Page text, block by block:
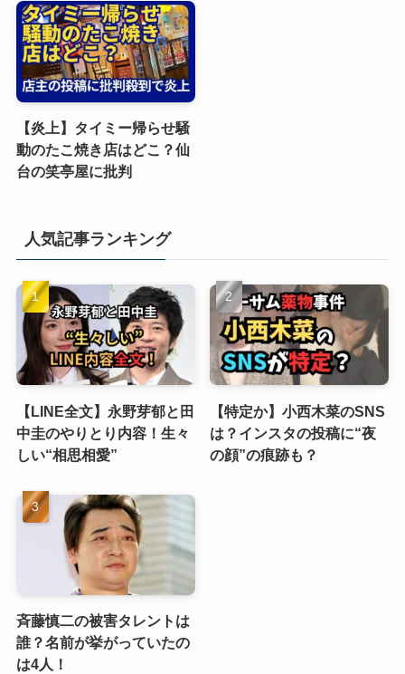
【炎上】タイミー帰らせ騒
動のたこ焼き店はどこ？仙
台の笑亭屋に批判
人気記事ランキング
【LINE全文】永野芽郁と田
中圭のやりとり内容！生々
しい“相思相愛”
【特定か】小西木菜のSNS
は？インスタの投稿に“夜
の顔”の痕跡も？
斉藤慎二の被害タレントは
誰？名前が挙がっていたの
は4人！